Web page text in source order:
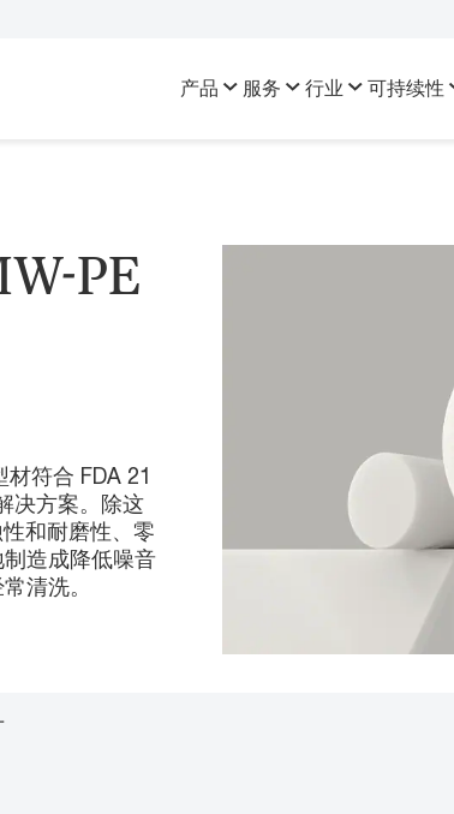
产品 服务 行业 可持续性
PE
符合 FDA 21
决方案。除这
和耐磨性、零
造成降低噪音
清洗。